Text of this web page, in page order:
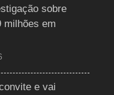
sobre
milhões em
e vai